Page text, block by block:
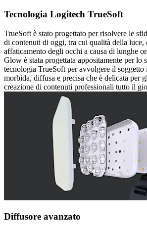
Tecnologia Logitech TrueSoft
TrueSoft è stato progettato per risolvere le
di contenuti di oggi, tra cui qualità della luce,
affaticamento degli occhi a causa di lunghe
Glow è stata progettata appositamente per lo
tecnologia TrueSoft per avvolgere il
morbida, diffusa e precisa che è delicata per
creazione di contenuti professionali tutto il
Diffusore avanzato